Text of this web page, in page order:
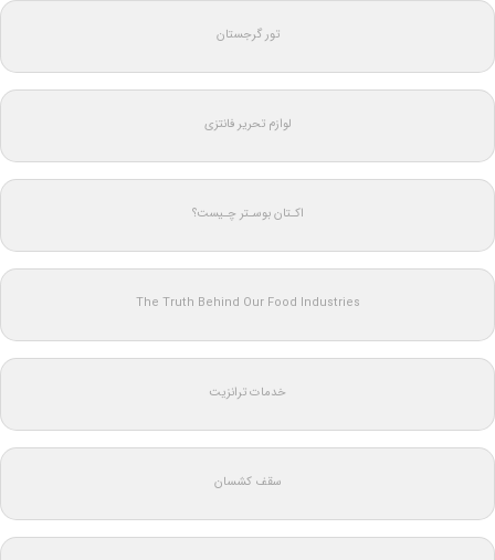
تور گرجستان
لوازم تحریر فانتزی
اکـتان بوسـتر چـیست؟
The Truth Behind Our Food Industries
خدمات ترانزیت
سقف کشسان